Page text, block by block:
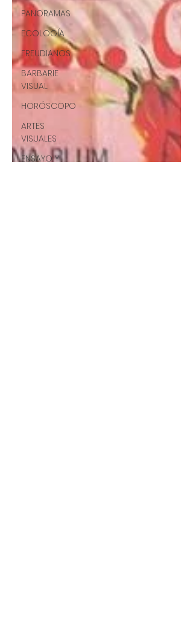
PANORAMAS
ECOLOGÍA
FREUDIANOS
BARBARIE
VISUAL
HORÓSCOPO
ARTES
VISUALES
ENSAYO Y